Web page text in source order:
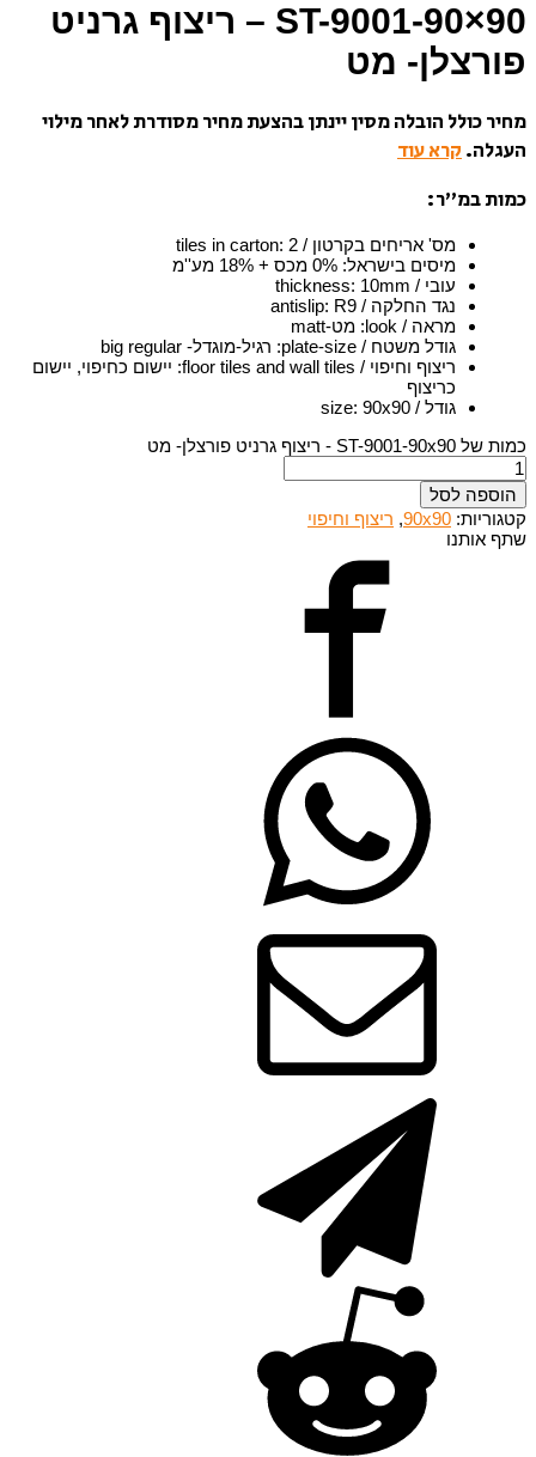
ST-9001-90×90 – ריצוף גרניט
פורצלן- מט
מחיר כולל הובלה מסין יינתן בהצעת מחיר מסודרת לאחר מילוי
העגלה. קרא עוד
כמות במ”ר:
מס' אריחים בקרטון / tiles in carton : 2
מיסים בישראל: 0% מכס + 18% מע''מ
עובי / thickness
: 10mm
נגד החלקה / antislip
: R9
מראה / look
: מט-matt
גודל משטח / plate-size
: רגיל-מוגדל- big regular
ריצוף וחיפוי / floor tiles and wall tiles
: יישום כחיפוי, יישום
כריצוף
גודל / size
:90x90
כמות של ST-9001-90x90 - ריצוף גרניט פורצלן- מט
הוספה לסל
קטגוריות: 90x90
, ריצוף וחיפוי
שתף אותנו